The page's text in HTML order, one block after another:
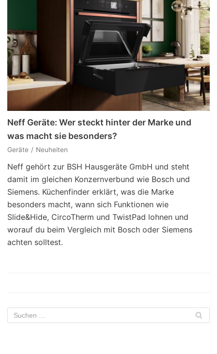
Neff Geräte: Wer steckt hinter der Marke und
was macht sie besonders?
Geräte Neuheiten
Neff gehört zur BSH Hausgeräte GmbH und steht
damit im gleichen Konzernverbund wie Bosch und
Siemens. Küchenfinder erklärt, was die Marke
besonders macht, wann sich Funktionen wie
Slide&Hide, CircoTherm und TwistPad lohnen und
worauf du beim Vergleich mit Bosch oder Siemens
achten solltest.